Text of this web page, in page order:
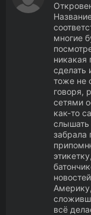
многие
никакая
сделать
тоже не
говоря,
сетями
как-то
слышать
забрала
всё